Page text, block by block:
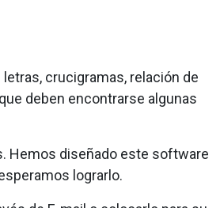
crucigramas, relación de
deben encontrarse algunas
Hemos diseñado este software
lograrlo.